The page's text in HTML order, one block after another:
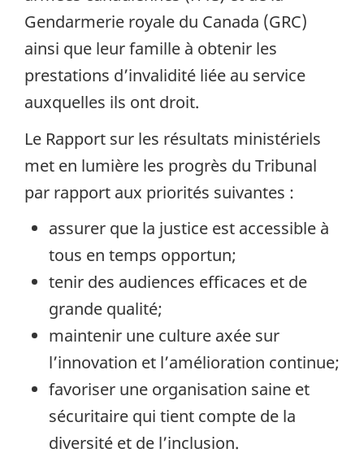
Gendarmerie royale du Canada (GRC)
ainsi que leur famille à obtenir les
prestations d’invalidité liée au service
auxquelles ils ont droit.
Le Rapport sur les résultats ministériels
met en lumière les progrès du Tribunal
par rapport aux priorités suivantes :
assurer que la justice est accessible à
tous en temps opportun;
tenir des audiences efficaces et de
grande qualité;
maintenir une culture axée sur
l’innovation et l’amélioration continue;
favoriser une organisation saine et
sécuritaire qui tient compte de la
diversité et de l’inclusion.